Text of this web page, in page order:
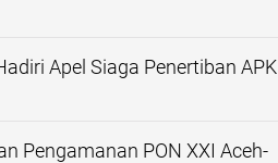
Apel Siaga Penertiban APK
Pengamanan PON XXI Aceh-